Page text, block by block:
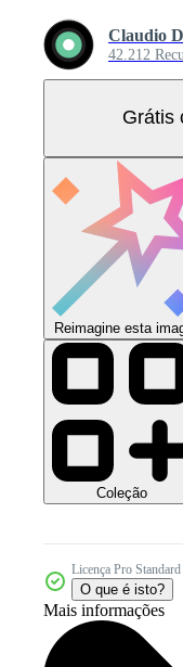
Claudio
42.212
Grátis
Reimagine esta
Coleção
Licença Pro Standard
O que é isto?
Mais informações